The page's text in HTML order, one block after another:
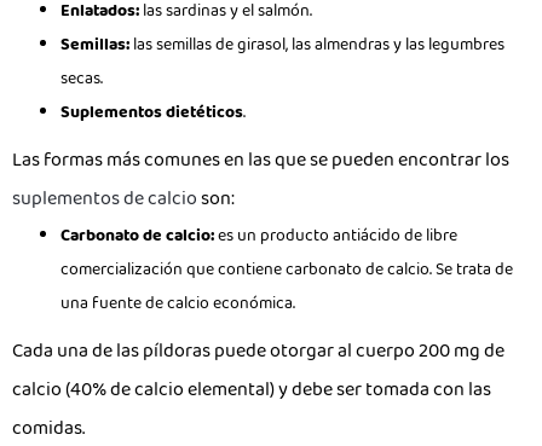
Enlatados:las sardinas y el salmón.
Semillas:las semillas de girasol, las almendras y las legumbres
secas.
Suplementos dietéticos.
Las formas más comunes en las que se pueden encontrar los
suplementos de calcioson:
Carbonato de calcio:es un producto antiácido de libre
comercialización que contiene carbonato de calcio. Se trata de
una fuente de calcio económica.
Cada una de las píldoras puede otorgar al cuerpo 200 mg de
calcio (40% de calcio elemental) y debe ser tomada con las
comidas.